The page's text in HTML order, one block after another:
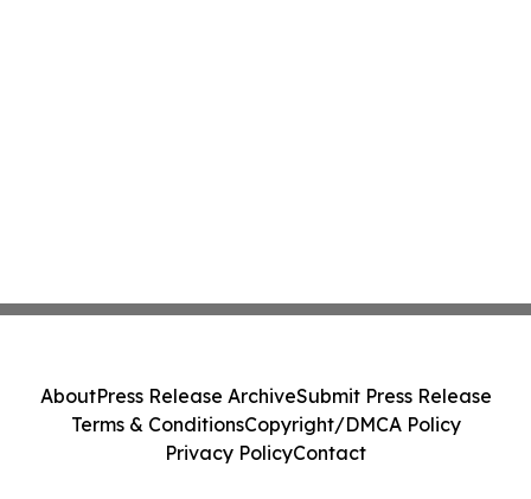
AboutPress Release ArchiveSubmit Press Release
Terms & ConditionsCopyright/DMCA Policy
Privacy PolicyContact